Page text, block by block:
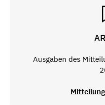
Ausgaben des